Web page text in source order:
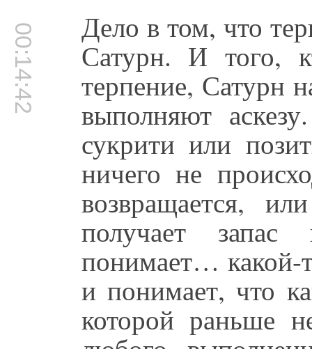
00:14:42 Дело в том, что
Сатурн. И того,
терпение, Сатурн
выполняют
сукрити или
ничего не
возвращается,
получает
понимает… какой-
и понимает, что
которой раньше